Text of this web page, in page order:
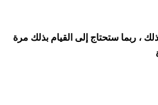
، ربما ستحتاج إلى القيام بذلك مرة